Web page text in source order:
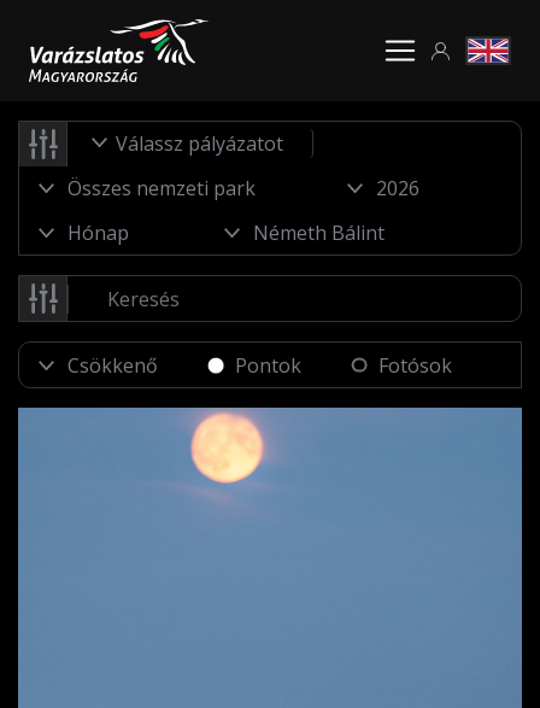
Válassz pályázatot
Pontok Fotósok